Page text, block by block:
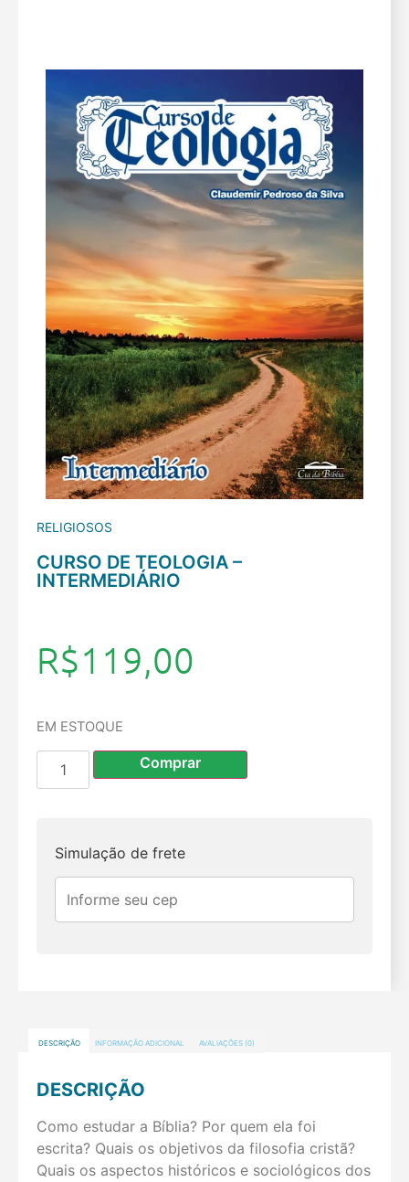
RELIGIOSOS
CURSO DE TEOLOGIA –
INTERMEDIÁRIO
R$119,00
EM ESTOQUE
Comprar
Simulação de frete
DESCRIÇÃO INFORMAÇÃO ADICIONAL AVALIAÇÕES (0)
DESCRIÇÃO
Como estudar a Bíblia? Por quem ela foi
escrita? Quais os objetivos da filosofia cristã?
Quais os aspectos históricos e sociológicos dos